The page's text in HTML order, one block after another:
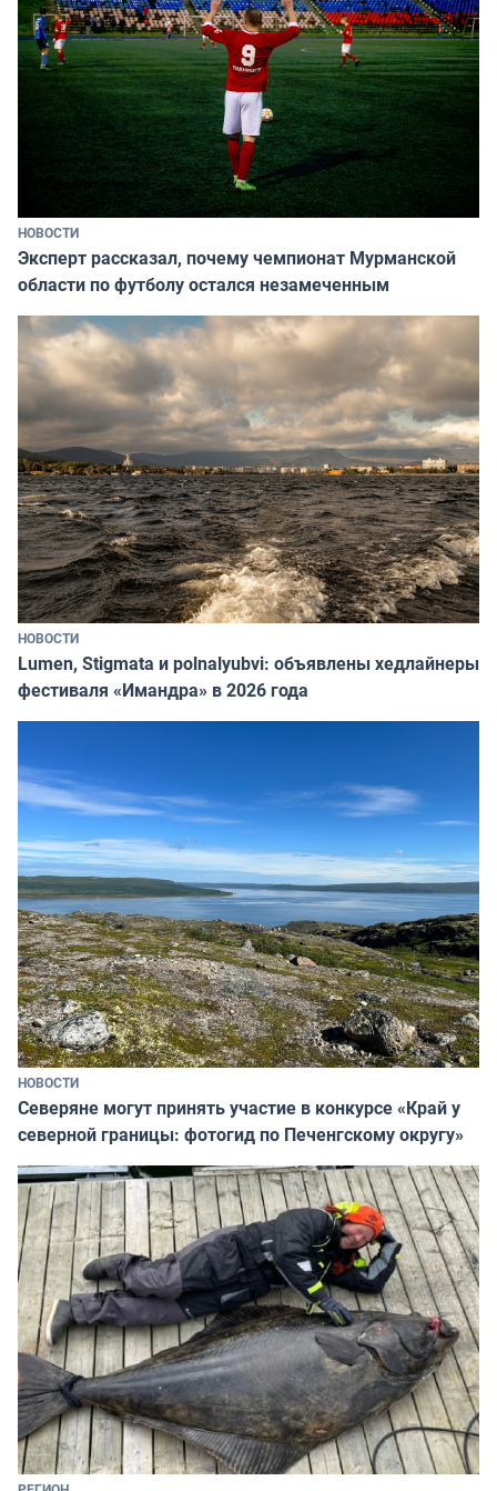
НОВОСТИ
Эксперт рассказал, почему чемпионат Мурманской
области по футболу остался незамеченным
НОВОСТИ
Lumen, Stigmata и polnalyubvi: объявлены хедлайнеры
фестиваля «Имандра» в 2026 года
НОВОСТИ
Северяне могут принять участие в конкурсе «Край у
северной границы: фотогид по Печенгскому округу»